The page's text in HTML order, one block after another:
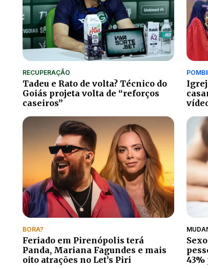
RECUPERAÇÃO
Tadeu e Rato de volta? Técnico do
Goiás projeta volta de “reforços
caseiros”
BORA?
Feriado em Pirenópolis terá
Panda, Mariana Fagundes e mais
oito atrações no Let’s Piri